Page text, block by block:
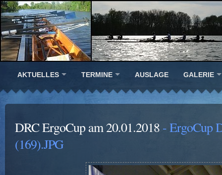
AKTUELLES TERMINE AUSLAGE GALERIE
DRC ErgoCup am 20.01.2018 - ErgoCup
(169).JPG